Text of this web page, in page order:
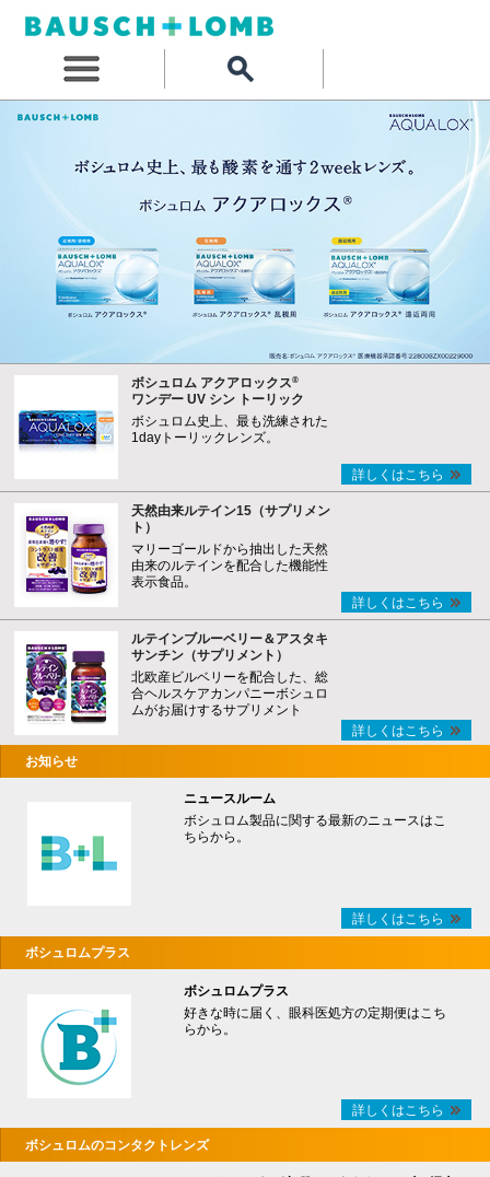
ボシュロム アクアロックス®
ワンデー UV シン トーリック
ボシュロム史上、最も洗練された
1dayトーリックレンズ。
詳しくはこちら
天然由来ルテイン15（サプリメン
ト）
マリーゴールドから抽出した天然
由来のルテインを配合した機能性
表示食品。
詳しくはこちら
ルテインブルーベリー＆アスタキ
サンチン（サプリメント）
北欧産ビルベリーを配合した、総
合ヘルスケアカンパニーボシュロ
ムがお届けするサプリメント
詳しくはこちら
お知らせ
ニュースルーム
ボシュロム製品に関する最新のニュースはこ
ちらから。
詳しくはこちら
ボシュロムプラス
ボシュロムプラス
好きな時に届く、眼科医処方の定期便はこち
らから。
詳しくはこちら
ボシュロムのコンタクトレンズ